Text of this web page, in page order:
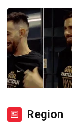
Region